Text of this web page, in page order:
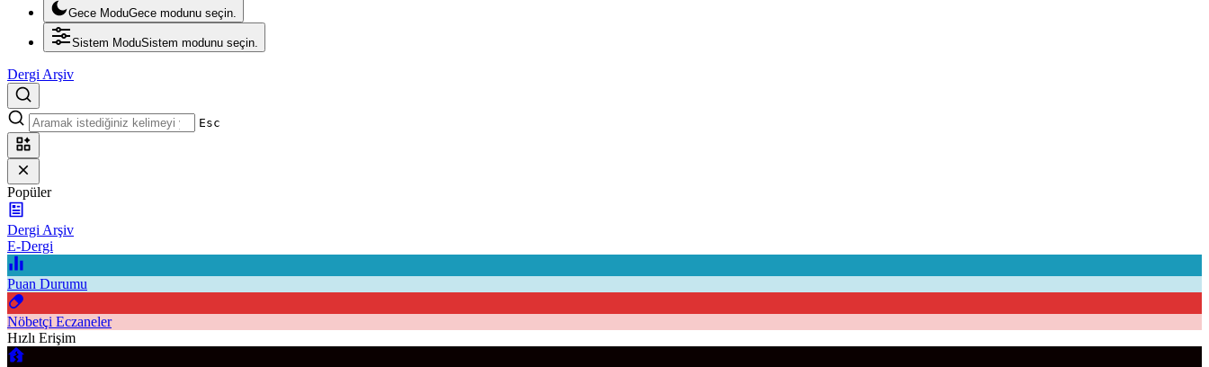
Gece ModuGece modunu seçin.
Sistem ModuSistem modunu seçin.
Dergi Arşiv
Esc
Popüler
Dergi Arşiv
E-Dergi
Puan Durumu
Nöbetçi Eczaneler
Hızlı Erişim